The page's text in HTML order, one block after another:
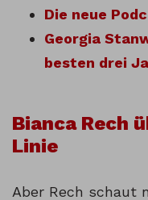
Die neue
Georgia
besten drei
Bianca Rech
Linie
Aber Rech schaut